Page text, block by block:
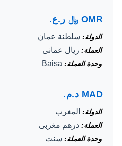
OMR ﷼ ر.ع.
الدولة سلطنة عمان
العملة ريال عمانى
وحدة العملة Baisa
MAD د.م.
الدولة المغرب
العملة درهم مغربى
وحدة العملة سنت